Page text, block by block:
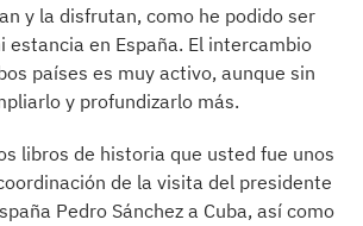
y la disfrutan, como he podido ser
en España. El intercambio
países es muy activo, aunque sin
y profundizarlo más.
libros de historia que usted fue unos
de la visita del presidente
Pedro Sánchez a Cuba, así como